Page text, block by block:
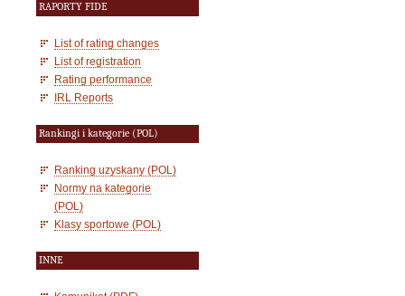
RAPORTY FIDE
List of rating changes
List of registration
Rating performance
IRL Reports
Rankingi i kategorie (POL)
Ranking uzyskany (POL)
Normy na kategorie
(POL)
Klasy sportowe (POL)
INNE